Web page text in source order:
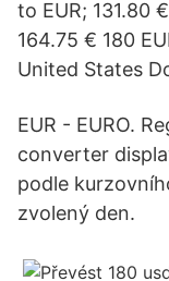
to EUR; 131.80
164.75 € 180
United States
EUR - EURO.
converter
podle
zvolený den.